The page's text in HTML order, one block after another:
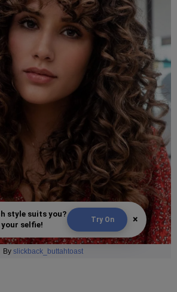
style suits you?
selfie!
Try On ×
By slickback_buttahtoast